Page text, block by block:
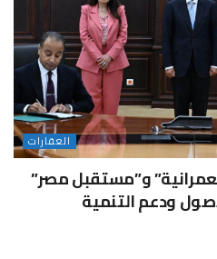
العقارات
و”مستقبل مصر”
ودعم التنمية